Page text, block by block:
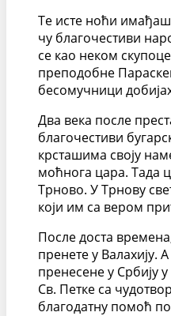
Те исте ноћи
чу благочестиви
се као неком
преподобне
бесомучници
Два века после
благочестиви
крсташима своју
моћнога цара. Тада
Трново. У Трнову
који им са вером
После доста
пренете у Валахију.
пренесене у Србију
Св. Петке са
благодатну помоћ по